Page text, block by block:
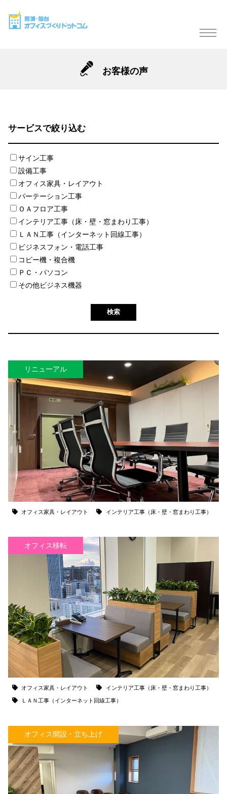
お客様の声
サービスで絞り込む
サイン工事
設備工事
オフィス家具・レイアウト
パーテーション工事
ＯＡフロア工事
インテリア工事（床・壁・窓まわり工事）
ＬＡＮ工事（インターネット回線工事）
ビジネスフォン・電話工事
コピー機・複合機
ＰＣ・パソコン
その他ビジネス機器
リニューアル
オフィス家具・レイアウト インテリア工事（床・壁・窓まわり工事）
オフィス移転
オフィス家具・レイアウト インテリア工事（床・壁・窓まわり工事）
ＬＡＮ工事（インターネット回線工事）
オフィス開設・立ち上げ